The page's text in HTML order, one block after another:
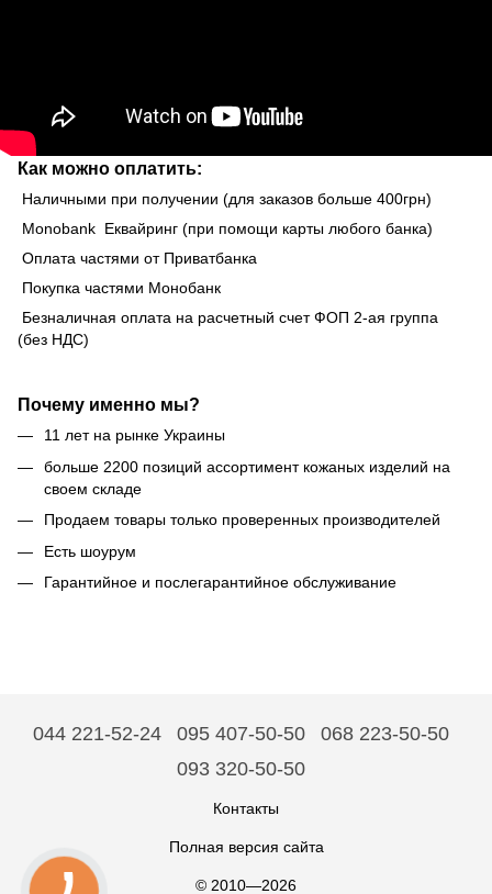
Как можно оплатить:
Наличными при получении (для заказов больше 400грн)
Monobank Еквайринг (при помощи карты любого банка)
Оплата частями от Приватбанка
Покупка частями Монобанк
Безналичная оплата на расчетный счет ФОП 2-ая группа
(без НДС)
Почему именно мы?
11 лет на рынке Украины
больше 2200 позиций ассортимент кожаных изделий на
своем складе
Продаем товары только проверенных производителей
Есть шоурум
Гарантийное и послегарантийное обслуживание
044 221-52-24 095 407-50-50
068 223-50-50
093 320-50-50
Контакты
Полная версия сайта
© 2010—2026